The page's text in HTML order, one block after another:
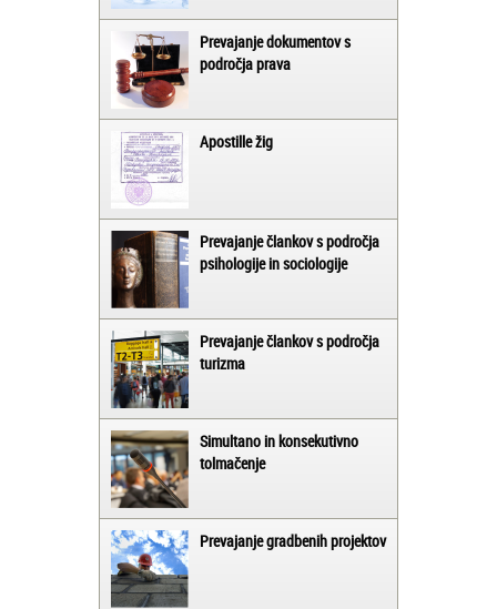
Prevajanje dokumentov s
področja prava
Apostille žig
Prevajanje člankov s področja
psihologije in sociologije
Prevajanje člankov s področja
turizma
Simultano in konsekutivno
tolmačenje
Prevajanje gradbenih projektov